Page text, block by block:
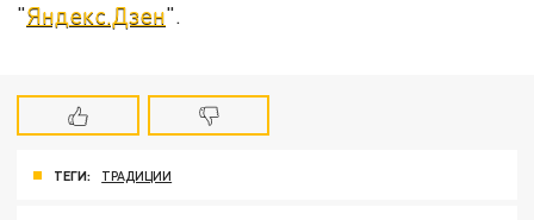
"Яндекс.Дзен".
ТЕГИ: ТРАДИЦИИ